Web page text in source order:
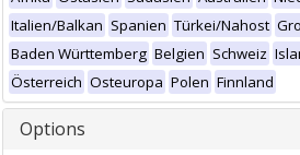
Italien/Balkan Spanien Türkei/Nahost
Baden Württemberg Belgien Schweiz
Österreich Osteuropa Polen Finnland
Options